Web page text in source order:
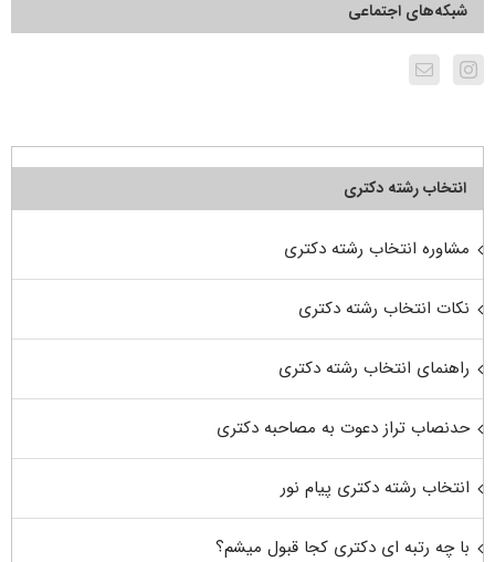
شبکه‌های اجتماعی
انتخاب رشته دکتری
مشاوره انتخاب رشته دکتری
نکات انتخاب رشته دکتری
راهنمای انتخاب رشته دکتری
حدنصاب تراز دعوت به مصاحبه دکتری
انتخاب رشته دکتری پیام نور
با چه رتبه ای دکتری کجا قبول میشم؟